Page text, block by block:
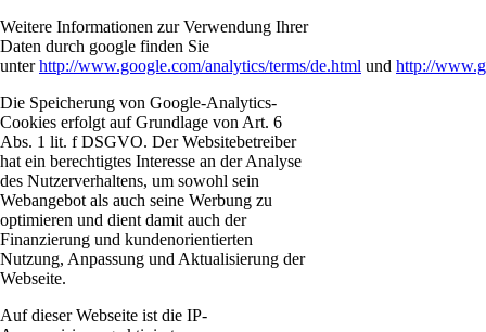
Weitere Informationen zur Verwendung Ihrer
Daten durch google finden Sie
unterhttp://www.google.com/analytics/terms/de.html und http://
Die Speicherung von Google-Analytics-
Cookies erfolgt auf Grundlage von Art. 6
Abs. 1 lit. f DSGVO. Der Websitebetreiber
hat ein berechtigtes Interesse an der Analyse
des Nutzerverhaltens, um sowohl sein
Webangebot als auch seine Werbung zu
optimieren und dient damit auch der
Finanzierung und kundenorientierten
Nutzung, Anpassung und Aktualisierung der
Webseite.
Auf dieser Webseite ist die IP-